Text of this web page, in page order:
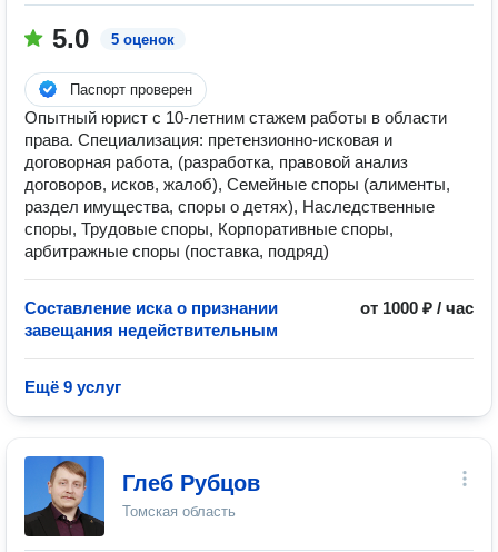
5.0 5 оценок
Паспорт проверен
Опытный юрист с 10-летним стажем работы в области
права. Специализация: претензионно-исковая и
договорная работа, (разработка, правовой анализ
договоров, исков, жалоб), Семейные споры (алименты,
раздел имущества, споры о детях), Наследственные
споры, Трудовые споры, Корпоративные споры,
арбитражные споры (поставка, подряд)
Составление иска о признании
завещания недействительным
от 1000 ₽ / час
Ещё 9 услуг
Глеб Рубцов
Томская область